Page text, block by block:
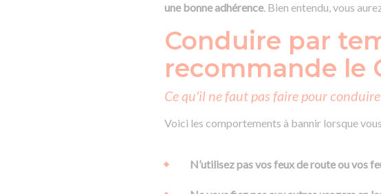
une bonne adhérence. Bien entendu, vous
Conduire par
recommande le
Ce qu'il ne faut pas faire pour
Voici les comportements à bannir lorsque
N’utilisez pas vos feux de route ou vos